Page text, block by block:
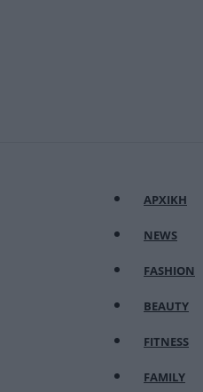
ΑΡΧΙΚΗ
NEWS
FASHION
BEAUTY
FITNESS
FAMILY